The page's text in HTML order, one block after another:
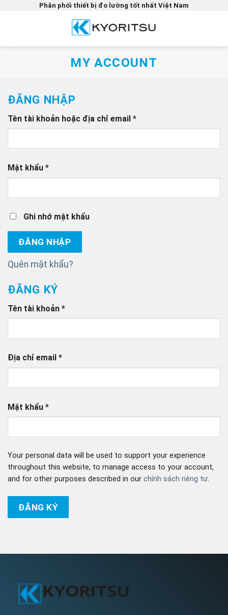
dung
Phân phối thiết bị đo lường tốt nhất Việt Nam
MY ACCOUNT
ĐĂNG NHẬP
Tên tài khoản hoặc địa chỉ email *Bắt
buộc
Mật khẩu *Bắt
buộc
Ghi nhớ mật khẩu
ĐĂNG NHẬP
Quên mật khẩu?
ĐĂNG KÝ
Tên tài khoản *Bắt
buộc
Địa chỉ email *Bắt
buộc
Mật khẩu *Bắt
buộc
Your personal data will be used to support your experience
throughout this website, to manage access to your account,
and for other purposes described in our chính sách riêng tư.
ĐĂNG KÝ